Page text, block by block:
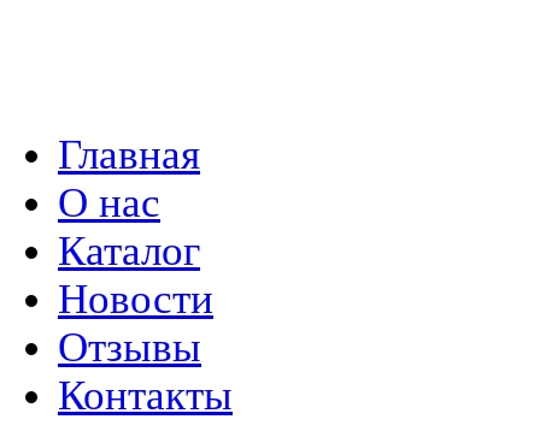
Главная
О нас
Каталог
Новости
Отзывы
Контакты